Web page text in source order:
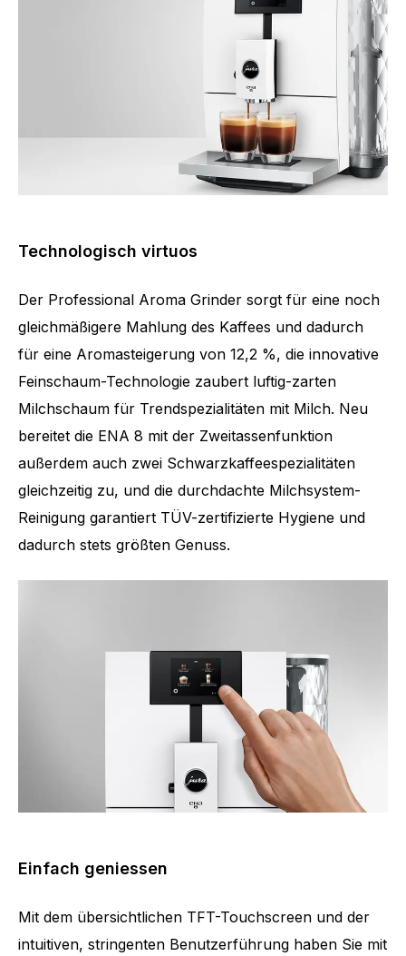
Technologisch virtuos
Der Professional Aroma Grinder sorgt für eine noch
gleichmäßigere Mahlung des Kaffees und dadurch
für eine Aromasteigerung von 12,2 %, die innovative
Feinschaum-Technologie zaubert luftig-zarten
Milchschaum für Trendspezialitäten mit Milch. Neu
bereitet die ENA 8 mit der Zweitassenfunktion
außerdem auch zwei Schwarzkaffeespezialitäten
gleichzeitig zu, und die durchdachte Milchsystem-
Reinigung garantiert TÜV-zertifizierte Hygiene und
dadurch stets größten Genuss.
Einfach geniessen
Mit dem übersichtlichen TFT-Touchscreen und der
intuitiven, stringenten Benutzerführung haben Sie mit